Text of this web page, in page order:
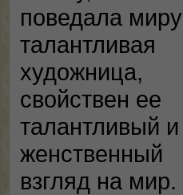
поведала миру
талантливая
художница,
свойствен ее
талантливый и
женственный
взгляд на мир.